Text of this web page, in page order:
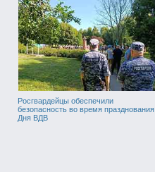
Росгвардейцы обеспечили
безопасность во время празднования
Дня ВДВ